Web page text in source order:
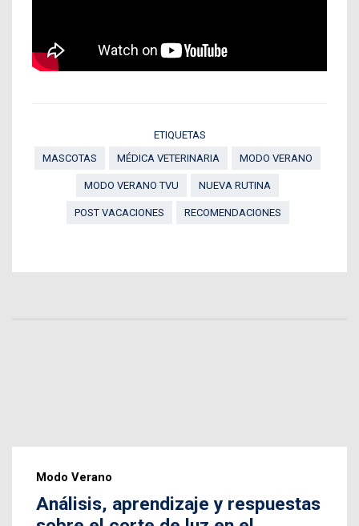
ETIQUETAS
MASCOTAS
MÉDICA VETERINARIA MODO VERANO
MODO VERANO TVU NUEVA RUTINA
POST VACACIONES RECOMENDACIONES
Modo Verano
Análisis, aprendizaje y respuestas